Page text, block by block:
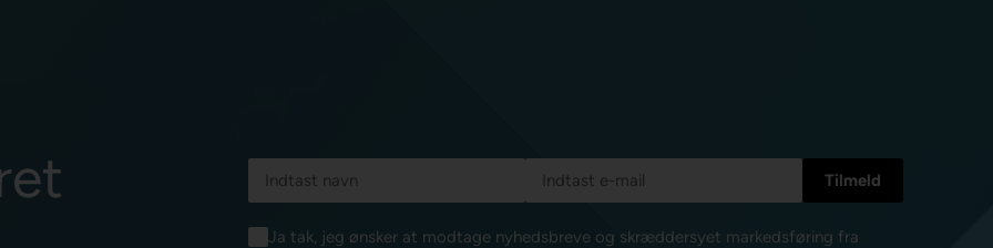
Ja tak, jeg ønsker at modtage nyhedsbreve og skræddersyet markedsføring fra